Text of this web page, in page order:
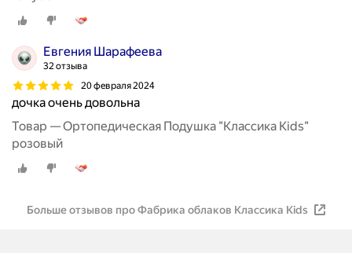
Евгения Шарафеева
32 отзыва
20 февраля 2024
дочка очень довольна
Товар — Ортопедическая Подушка "Классика Kids"
розовый
Больше отзывов про Фабрика облаков Классика Kids